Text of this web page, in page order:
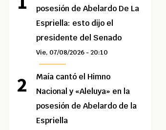
posesión de Abelardo De La
Espriella: esto dijo el
presidente del Senado
Vie, 07/08/2026 - 20:10
Maía cantó el Himno
Nacional y «Aleluya» en la
posesión de Abelardo de la
Espriella